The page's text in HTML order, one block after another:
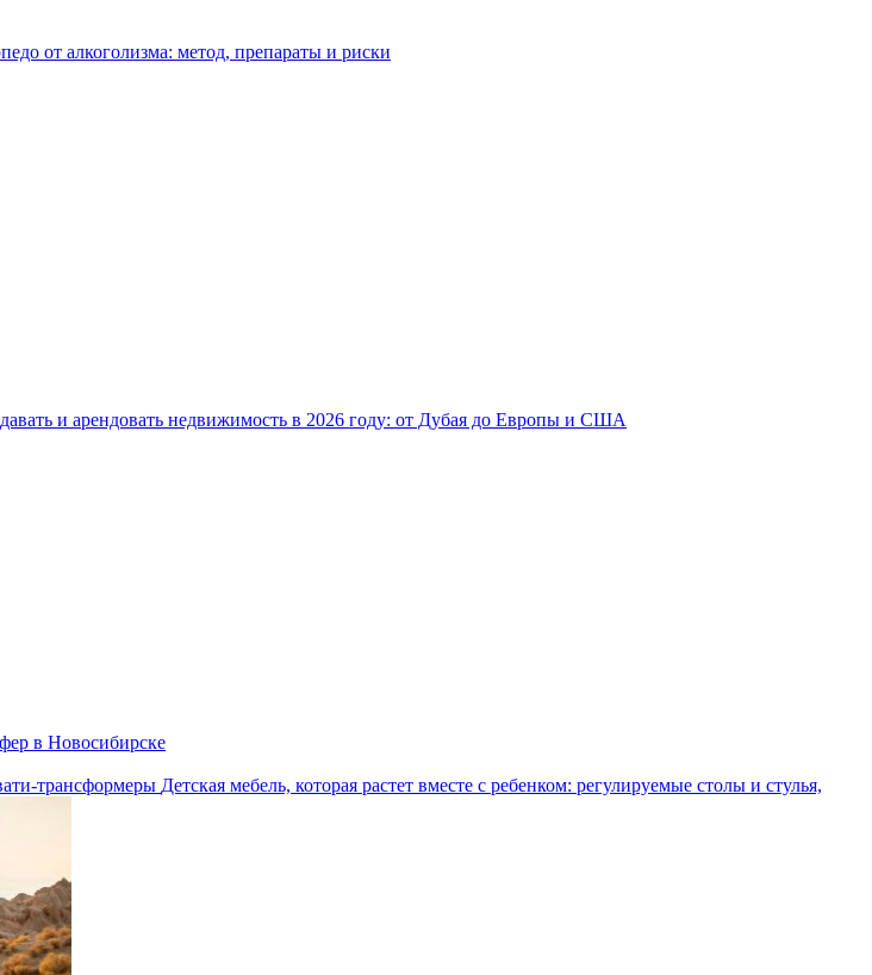
от алкоголизма: метод, препараты и риски
и арендовать недвижимость в 2026 году: от Дубая до Европы и США
в Новосибирске
Детская мебель, которая растет вместе с ребенком: регулируемые столы и стулья,